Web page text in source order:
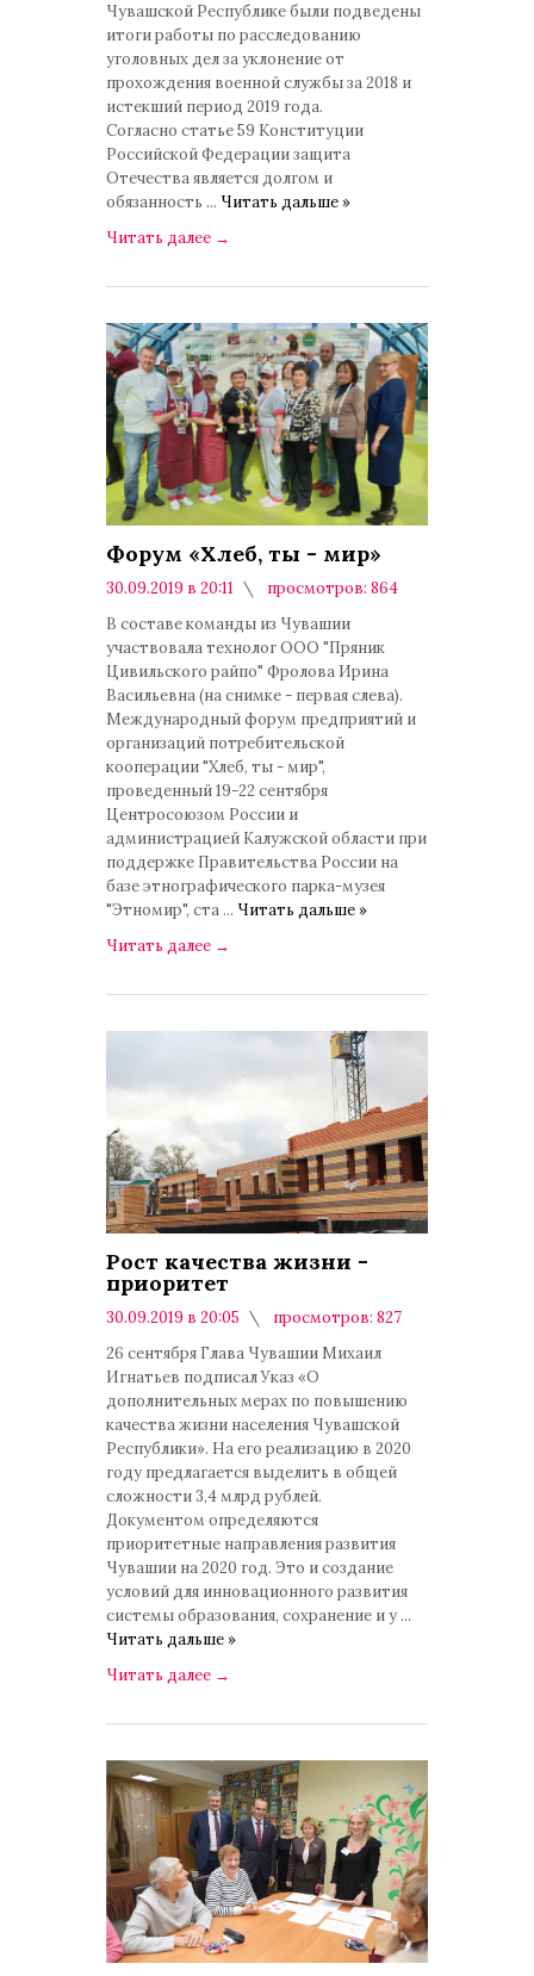
Чувашской Республике были подведены
итоги работы по расследованию
уголовных дел за уклонение от
прохождения военной службы за 2018 и
истекший период 2019 года.
Согласно статье 59 Конституции
Российской Федерации защита
Отечества является долгом и
обязанность ... Читать дальше »
Читать далее →
Форум «Хлеб, ты - мир»
30.09.2019 в 20:11
просмотров: 864
В составе команды из Чувашии
участвовала технолог ООО "Пряник
Цивильского райпо" Фролова Ирина
Васильевна (на снимке - первая слева).
Международный форум предприятий и
организаций потребительской
кооперации "Хлеб, ты - мир",
проведенный 19-22 сентября
Центросоюзом России и
администрацией Калужской области при
поддержке Правительства России на
базе этнографического парка-музея
"Этномир", ста ... Читать дальше »
Читать далее →
Рост качества жизни -
приоритет
30.09.2019 в 20:05
просмотров: 827
комментариев: 0
26 сентября Глава Чувашии Михаил
Игнатьев подписал Указ «О
дополнительных мерах по повышению
качества жизни населения Чувашской
Республики». На его реализацию в 2020
году предлагается выделить в общей
сложности 3,4 млрд рублей.
Документом определяются
приоритетные направления развития
Чувашии на 2020 год. Это и создание
условий для инновационного развития
системы образования, сохранение и у ...
Читать дальше »
Читать далее →